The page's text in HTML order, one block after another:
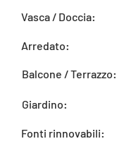
Vasca / Doccia:
Arredato:
Balcone / Terrazzo:
Giardino:
Fonti rinnovabili: